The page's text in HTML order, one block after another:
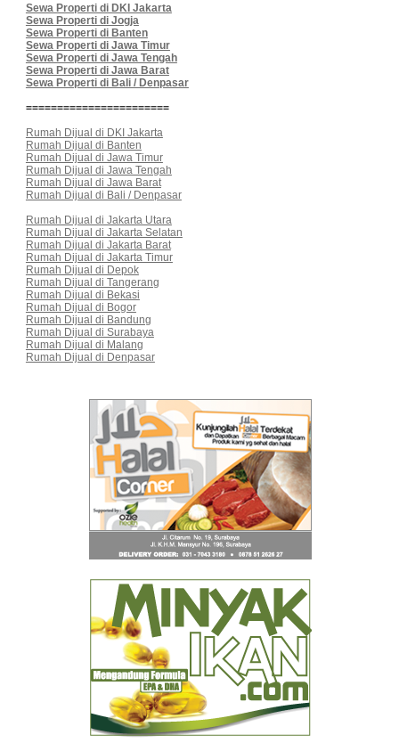
Sewa Properti di DKI Jakarta
Sewa Properti di Jogja
Sewa Properti di Banten
Sewa Properti di Jawa Timur
Sewa Properti di Jawa Tengah
Sewa Properti di Jawa Barat
Sewa Properti di Bali / Denpasar
=======================
Rumah Dijual di DKI Jakarta
Rumah Dijual di Banten
Rumah Dijual di Jawa Timur
Rumah Dijual di Jawa Tengah
Rumah Dijual di Jawa Barat
Rumah Dijual di Bali / Denpasar
Rumah Dijual di Jakarta Utara
Rumah Dijual di Jakarta Selatan
Rumah Dijual di Jakarta Barat
Rumah Dijual di Jakarta Timur
Rumah Dijual di Depok
Rumah Dijual di Tangerang
Rumah Dijual di Bekasi
Rumah Dijual di Bogor
Rumah Dijual di Bandung
Rumah Dijual di Surabaya
Rumah Dijual di Malang
Rumah Dijual di Denpasar